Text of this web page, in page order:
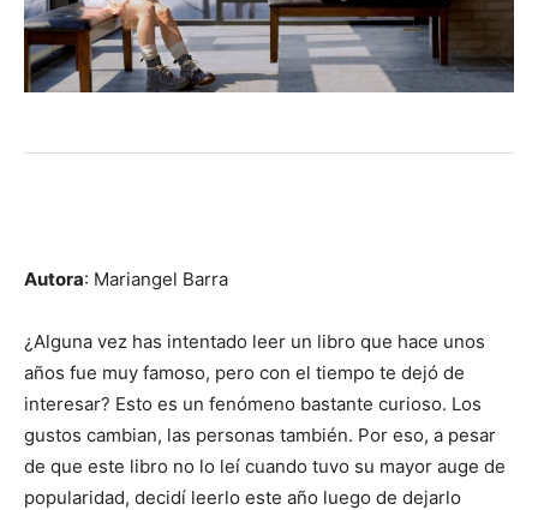
Autora: Mariangel Barra
¿Alguna vez has intentado leer un libro que hace unos
años fue muy famoso, pero con el tiempo te dejó de
interesar? Esto es un fenómeno bastante curioso. Los
gustos cambian, las personas también. Por eso, a pesar
de que este libro no lo leí cuando tuvo su mayor auge de
popularidad, decidí leerlo este año luego de dejarlo